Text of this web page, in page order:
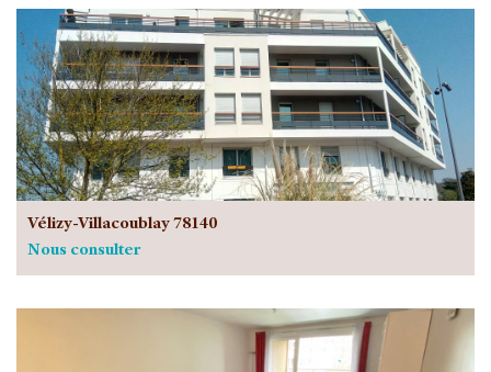
Vélizy-Villacoublay 78140
Nous consulter